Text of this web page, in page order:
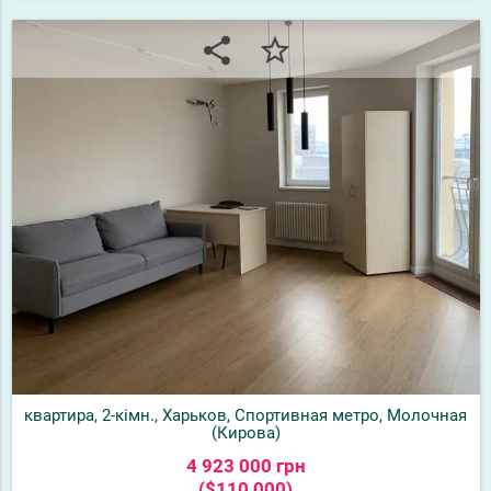
share star_border
квартира, 2-кімн., Харьков, Спортивная метро, Молочная
(Кирова)
4 923 000 грн